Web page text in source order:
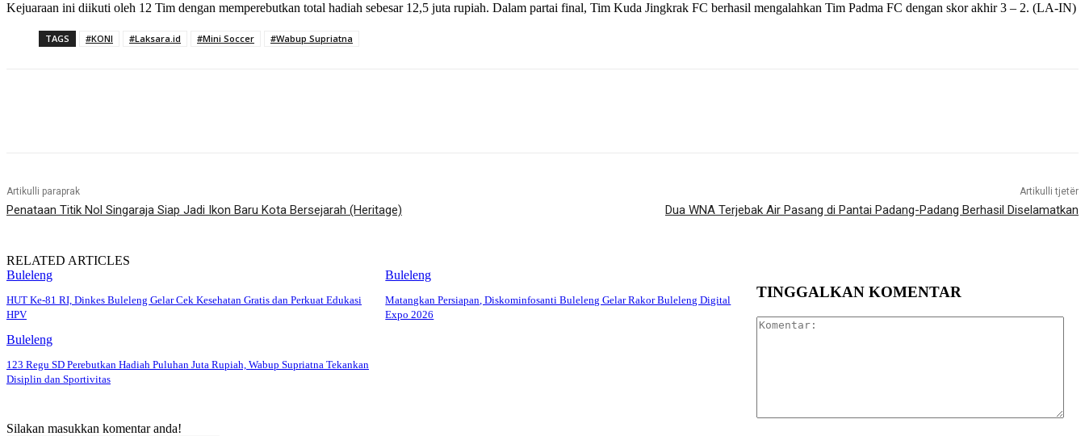
Kejuaraan ini diikuti oleh 12 Tim dengan memperebutkan total hadiah sebesar 12,5 juta rupiah. Dalam partai final, Tim Kuda Jingkrak FC berhasil mengalahkan Tim Padma FC dengan skor akhir 3 – 2. (LA-IN)
TAGS #KONI #Laksara.id #Mini Soccer #Wabup Supriatna
Artikulli paraprak
Penataan Titik Nol Singaraja Siap Jadi Ikon Baru Kota Bersejarah (Heritage)
Artikulli tjetër
Dua WNA Terjebak Air Pasang di Pantai Padang-Padang Berhasil Diselamatkan
RELATED ARTICLES
Buleleng
HUT Ke-81 RI, Dinkes Buleleng Gelar Cek Kesehatan Gratis dan Perkuat Edukasi
HPV
Buleleng
Matangkan Persiapan, Diskominfosanti Buleleng Gelar Rakor Buleleng Digital
Expo 2026
Buleleng
123 Regu SD Perebutkan Hadiah Puluhan Juta Rupiah, Wabup Supriatna Tekankan
Disiplin dan Sportivitas
TINGGALKAN KOMENTAR
Silakan masukkan komentar anda!